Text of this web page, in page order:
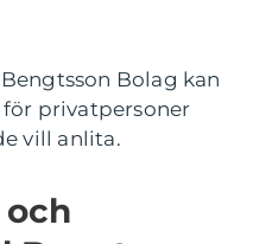
Bolag kan
privatpersoner
vill anlita.